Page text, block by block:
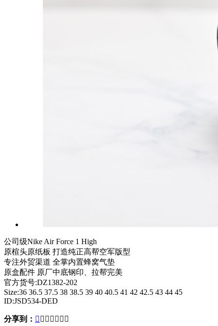
公司级Nike Air Force 1 High
原楦头原纸板 打造纯正高帮空军版型
专注外贸渠道 全掌内置蜂窝气垫
原盒配件 原厂中底钢印、拉帮完美
官方货号:DZ1382-202
Size:36 36.5 37.5 38 38.5 39 40 40.5 41 42 42.5 43 44 45
ID:JSD534-DED
分享到：       